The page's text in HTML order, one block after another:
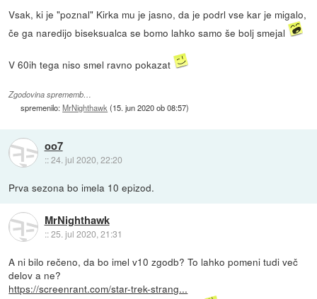
Vsak, ki je "poznal" Kirka mu je jasno, da je podrl vse kar je migalo,
če ga naredijo biseksualca se bomo lahko samo še bolj smejal
V 60ih tega niso smel ravno pokazat
Zgodovina sprememb…
spremenilo:MrNighthawk (15. jun 2020 ob 08:57)
oo7
::24. jul 2020, 22:20
Prva sezona bo imela 10 epizod.
MrNighthawk
::25. jul 2020, 21:31
A ni bilo rečeno, da bo imel v10 zgodb? To lahko pomeni tudi več
delov a ne?
https://screenrant.com/star-trek-strang...